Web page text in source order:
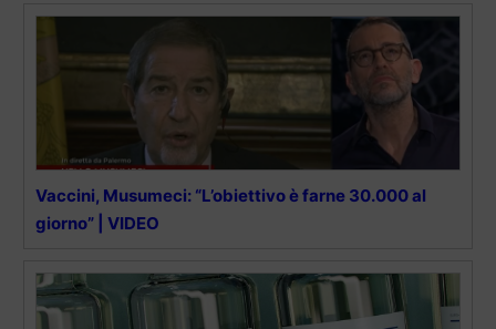
Vaccini, Musumeci: “L’obiettivo è farne 30.000 al
giorno” | VIDEO